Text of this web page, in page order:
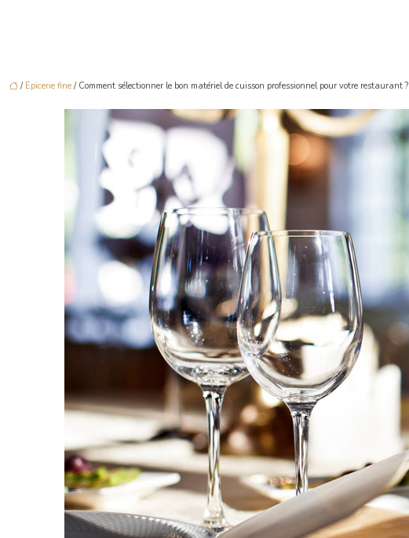
/ Epicerie fine / Comment sélectionner le bon matériel de cuisson professionnel pour votre restaurant ?